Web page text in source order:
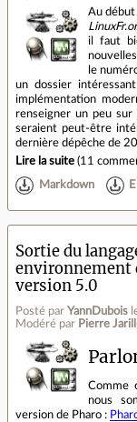
Au début
il faut
le
un dossier
implémentation
renseigner un peu
seraient peut‑être
dernière dépêche de
Lire la suite (11
Markdown
Sortie du
environnement
version 5.0
Posté par YannDubois
Modéré par Pierre
Comme
nous
version de Pharo :